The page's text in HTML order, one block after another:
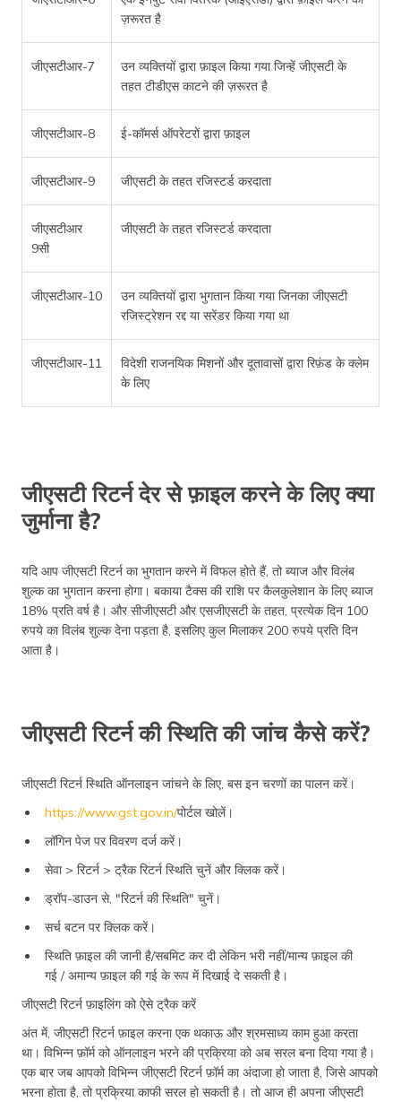
ज़रूरत है
जीएसटीआर-7
उन व्यक्तियों द्वारा फ़ाइल किया गया जिन्हें जीएसटी के
तहत टीडीएस काटने की ज़रूरत है
जीएसटीआर-8 ई-कॉमर्स ऑपरेटरों द्वारा फ़ाइल
जीएसटीआर-9 जीएसटी के तहत रजिस्टर्ड करदाता
जीएसटीआर
9सी
जीएसटी के तहत रजिस्टर्ड करदाता
जीएसटीआर-10
उन व्यक्तियों द्वारा भुगतान किया गया जिनका जीएसटी
रजिस्ट्रेशन रद्द या सरेंडर किया गया था
जीएसटीआर-11
विदेशी राजनयिक मिशनों और दूतावासों द्वारा रिफ़ंड के क्लेम
के लिए
जीएसटी रिटर्न देर से फ़ाइल करने के लिए क्या
जुर्माना है?
यदि आप जीएसटी रिटर्न का भुगतान करने में विफल होते हैं, तो ब्याज और विलंब
शुल्क का भुगतान करना होगा। बकाया टैक्स की राशि पर कैलकुलेशान के लिए ब्याज
18% प्रति वर्ष है। और सीजीएसटी और एसजीएसटी के तहत, प्रत्येक दिन 100
रुपये का विलंब शुल्क देना पड़ता है, इसलिए कुल मिलाकर 200 रुपये प्रति दिन
आता है।
जीएसटी रिटर्न की स्थिति की जांच कैसे करें?
जीएसटी रिटर्न स्थिति ऑनलाइन जांचने के लिए, बस इन चरणों का पालन करें।
https://www.gst.gov.in/पोर्टल खोलें।
लॉगिन पेज पर विवरण दर्ज करें।
सेवा > रिटर्न > ट्रैक रिटर्न स्थिति चुनें और क्लिक करें।
ड्रॉप-डाउन से, "रिटर्न की स्थिति" चुनें।
सर्च बटन पर क्लिक करें।
स्थिति फ़ाइल की जानी है/सबमिट कर दी लेकिन भरी नहीं/मान्य फ़ाइल की
गई / अमान्य फ़ाइल की गई के रूप में दिखाई दे सकती है।
जीएसटी रिटर्न फ़ाइलिंग को ऐसे ट्रैक करें
अंत में, जीएसटी रिटर्न फ़ाइल करना एक थकाऊ और श्रमसाध्य काम हुआ करता
था। विभिन्न फ़ॉर्म को ऑनलाइन भरने की प्रक्रिया को अब सरल बना दिया गया है।
एक बार जब आपको विभिन्न जीएसटी रिटर्न फ़ॉर्म का अंदाजा हो जाता है, जिसे आपको
भरना होता है, तो प्रक्रिया काफी सरल हो सकती है। तो आज ही अपना जीएसटी